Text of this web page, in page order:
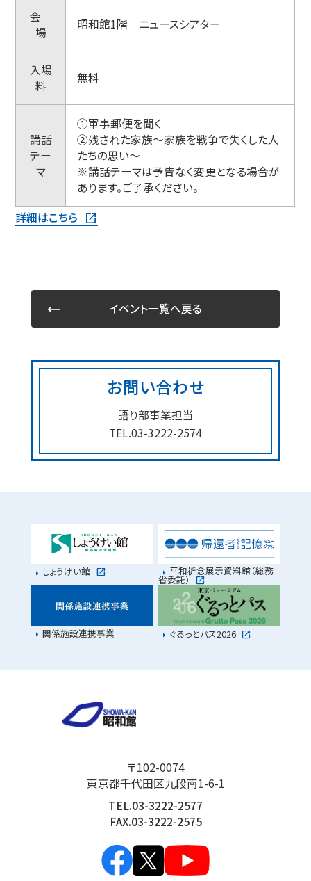
会
場
昭和館1階 ニュースシアター
入場
料
無料
講話
テー
マ
➀軍事郵便を聞く
②残された家族～家族を戦争で失くした人
たちの思い～
※講話テーマは予告なく変更となる場合が
あります。ご了承ください。
詳細はこちら
イベント一覧へ戻る
お問い合わせ
語り部事業担当
TEL.03-3222-2574
しょうけい館 平和祈念展示資料館（総務
省委託）
関係施設連携事業 ぐるっとパス2026
〒102-0074
東京都千代田区九段南1-6-1
TEL.03-3222-2577
FAX.03-3222-2575